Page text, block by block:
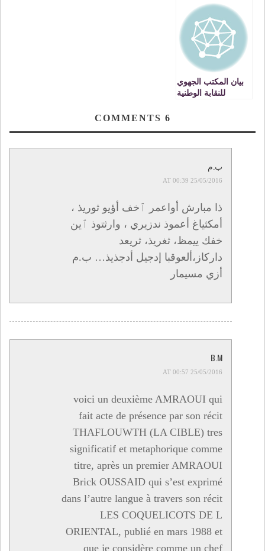
STRATÉGIE
بيان المكتب الجهوي
للنقابة الوطنية
6
ب.م
25/05/2016 AT 00:39
ذا مبارش أواعمر ٱخف أؤيو ثوريذ ،
أمكثياغ أعموذ ندزيري ، وارثتوذ ٱين
خفك ييمظ، ثغريذ، ثريعد
داركاز،ألعوقبا إدجيل أدجذيذ… ب.م
أزي مسيمار
B.M
25/05/2016 AT 00:57
voici un deuxième AMRAOUI qui
fait acte de présence par son récit
THAFLOUWTH (LA CIBLE) tres
significatif et metaphorique comme
titre, après un premier AMRAOUI
Brick OUSSAID qui s’est exprimé
dans l’autre langue à travers son récit
LES COQUELICOTS DE L
ORIENTAL, publié en mars 1988 et
que je considère comme un chef